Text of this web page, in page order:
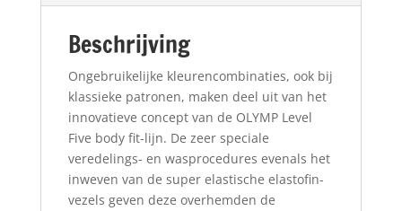
Beschrijving
Ongebruikelijke kleurencombinaties, ook bij
klassieke patronen, maken deel uit van het
innovatieve concept van de OLYMP Level
Five body fit-lijn. De zeer speciale
veredelings- en wasprocedures evenals het
inweven van de super elastische elastofin-
vezels geven deze overhemden de